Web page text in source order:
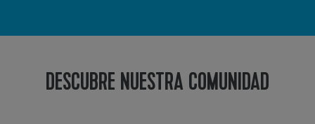
DESCUBRE NUESTRA COMUNIDAD